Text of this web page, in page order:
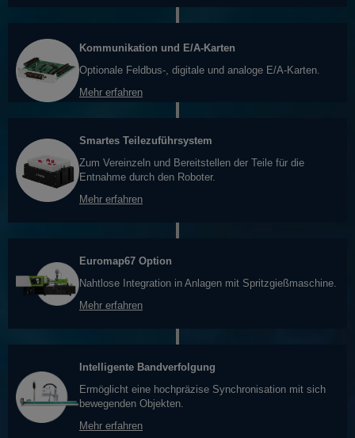
Kommunikation und E/A-Karten
Optionale Feldbus-, digitale und analoge E/A-Karten.
Mehr erfahren
Smartes Teilezuführsystem
Zum Vereinzeln und Bereitstellen der Teile für die
Entnahme durch den Roboter.
Mehr erfahren
Euromap67 Option
Nahtlose Integration in Anlagen mit Spritzgießmaschine.
Mehr erfahren
Intelligente Bandverfolgung
Ermöglicht eine hochpräzise Synchronisation mit sich
bewegenden Objekten.
Mehr erfahren